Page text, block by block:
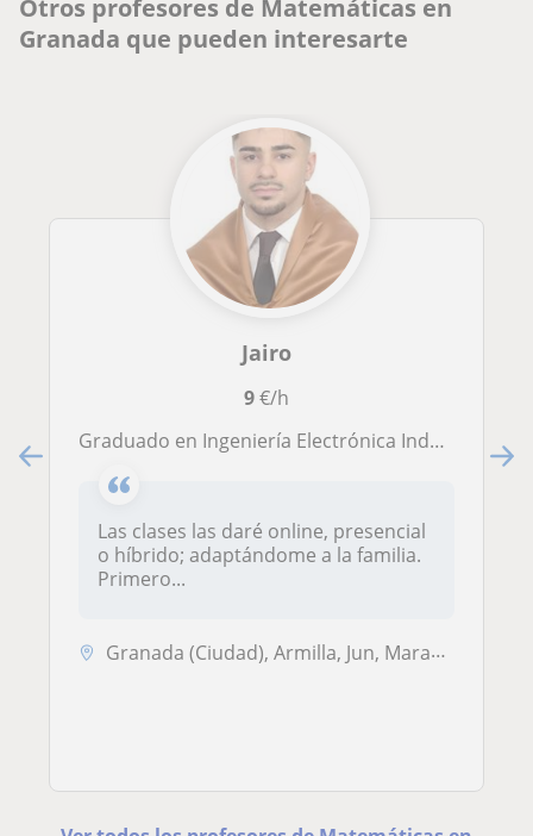
Otros profesores de Matemáticas en
Granada que pueden interesarte
Jairo
9€/h
Graduado en Ingeniería Electrónica Industrial por la UGR con más de 1 año de experiencia impartiendo clases particulares.
Las clases las daré online, presencial
o híbrido; adaptándome a la familia.
Primero...
Granada (Ciudad), Armilla, Jun, Maracena